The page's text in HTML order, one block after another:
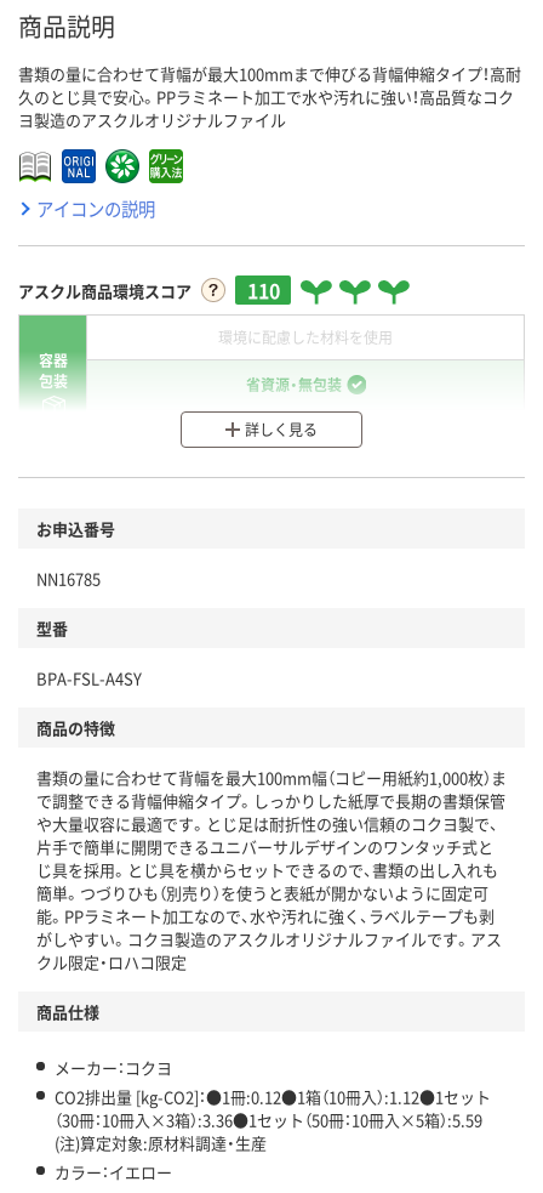
商品説明
書類の量に合わせて背幅が最大100mmまで伸びる背幅伸縮タイプ！高耐
久のとじ具で安心。PPラミネート加工で水や汚れに強い！高品質なコク
ヨ製造のアスクルオリジナルファイル
アイコンの説明
アスクル商品環境スコア 110
容器
包装
環境に配慮した材料を使用
省資源・無包装
分別・リサイクルしやすい設計
本体
仕組
この商品の環境配慮ポイントです。下記商品詳細「
アスクル商品環境スコア詳細／加点項目
」で確認できます。
詳しく見る
お申込番号
NN16785
型番
BPA-FSL-A4SY
商品の特徴
書類の量に合わせて背幅を最大100mm幅（コピー用紙約1,000枚）ま
で調整できる背幅伸縮タイプ。しっかりした紙厚で長期の書類保管
や大量収容に最適です。とじ足は耐折性の強い信頼のコクヨ製で、
片手で簡単に開閉できるユニバーサルデザインのワンタッチ式と
じ具を採用。とじ具を横からセットできるので、書類の出し入れも
簡単。つづりひも（別売り）を使うと表紙が開かないように固定可
能。PPラミネート加工なので、水や汚れに強く、ラベルテープも剥
がしやすい。コクヨ製造のアスクルオリジナルファイルです。アス
クル限定・ロハコ限定
商品仕様
メーカー：コクヨ
CO2排出量 [kg-CO2]：●1冊:0.12●1箱（10冊入）:1.12●1セット
（30冊：10冊入×3箱）:3.36●1セット（50冊：10冊入×5箱）:5.59
(注)算定対象:原材料調達・生産
カラー：イエロー